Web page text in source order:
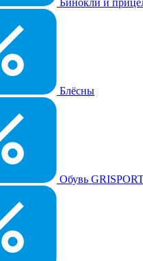
Бинокли и
Блёсны
Обувь